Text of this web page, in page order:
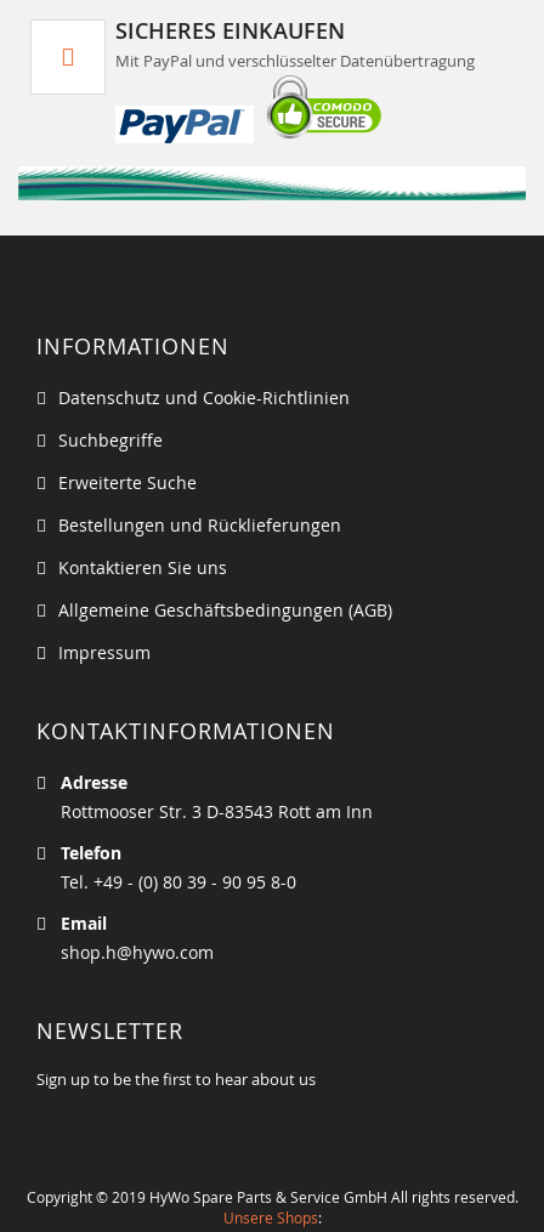
SICHERES EINKAUFEN
Mit PayPal und verschlüsselter Datenübertragung
INFORMATIONEN
Datenschutz und Cookie-Richtlinien
Suchbegriffe
Erweiterte Suche
Bestellungen und Rücklieferungen
Kontaktieren Sie uns
Allgemeine Geschäftsbedingungen (AGB)
Impressum
KONTAKTINFORMATIONEN
Adresse
Rottmooser Str. 3 D-83543 Rott am Inn
Telefon
Tel. +49 - (0) 80 39 - 90 95 8-0
Email
shop.h@hywo.com
NEWSLETTER
Sign up to be the first to hear about us
Copyright © 2019 HyWo Spare Parts & Service GmbH All rights reserved.
Unsere Shops: